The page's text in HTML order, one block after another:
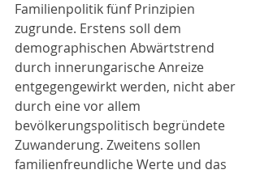
Familienpolitik fünf Prinzipien
zugrunde. Erstens soll dem
demographischen Abwärtstrend
durch innerungarische Anreize
entgegengewirkt werden, nicht aber
durch eine vor allem
bevölkerungspolitisch begründete
Zuwanderung. Zweitens sollen
familienfreundliche Werte und das